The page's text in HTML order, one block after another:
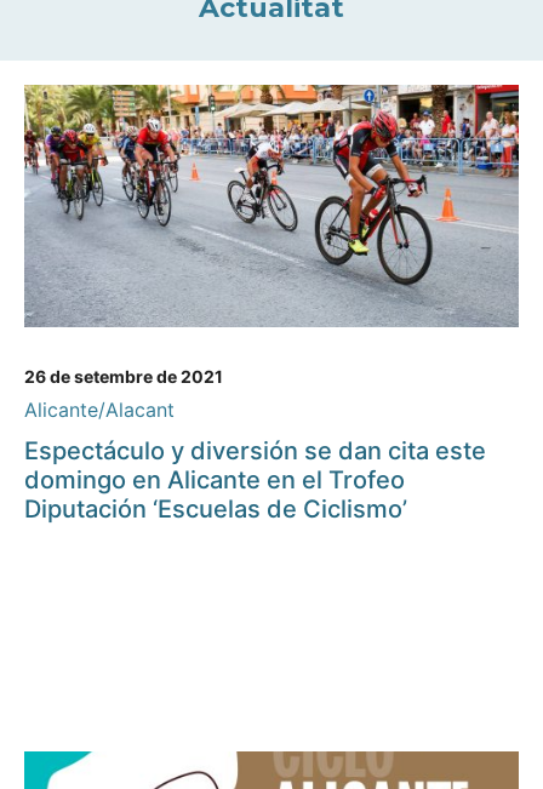
Actualitat
26 de setembre de 2021
Alicante/Alacant
Espectáculo y diversión se dan cita este
domingo en Alicante en el Trofeo
Diputación ‘Escuelas de Ciclismo’